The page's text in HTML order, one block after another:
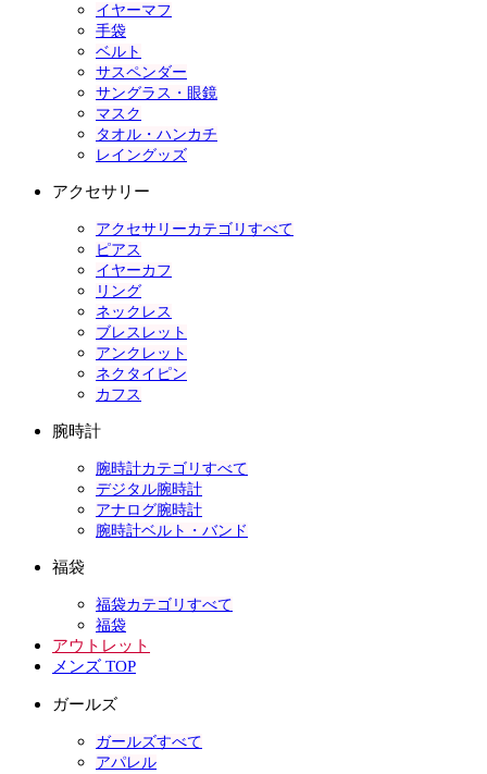
イヤーマフ
手袋
ベルト
サスペンダー
サングラス・眼鏡
マスク
タオル・ハンカチ
レイングッズ
アクセサリー
アクセサリーカテゴリすべて
ピアス
イヤーカフ
リング
ネックレス
ブレスレット
アンクレット
ネクタイピン
カフス
腕時計
腕時計カテゴリすべて
デジタル腕時計
アナログ腕時計
腕時計ベルト・バンド
福袋
福袋カテゴリすべて
福袋
アウトレット
メンズ TOP
ガールズ
ガールズすべて
アパレル